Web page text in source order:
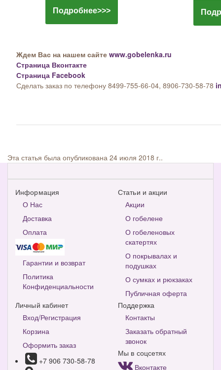
Подробнее>>>
Ждем Вас на нашем сайте www.gobelenka.ru
Страница Вконтакте
Страница Facebook
Сделать заказ по телефону 8499-755-66-04, 8906-730-58-78
Эта статья была опубликована 24 июля 2018 г..
Информация
О Нас
Доставка
Оплата
Гарантии и возврат
Политика
Конфиденциальности
Статьи и акции
Акции
О гобелене
О гобеленовых
скатертях
О покрывалах и
подушках
О сумках и рюкзаках
Публичная оферта
Личный кабинет
Вход/Регистрация
Корзина
Оформить заказ
+7 906 730-58-78
Поддержка
Контакты
Заказать обратный
звонок
Мы в соцсетях
Вконтакте